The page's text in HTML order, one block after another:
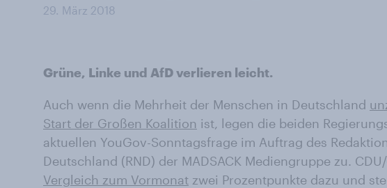
29. März 2018
Grüne, Linke und AfD verlieren leicht.
Auch wenn die Mehrheit der Menschen in Deutschland
Start der Großen Koalition ist, legen die beiden
aktuellen YouGov-Sonntagsfrage im Auftrag des
Deutschland (RND) der MADSACK Mediengruppe zu.
Vergleich zum Vormonat zwei Prozentpunkte dazu und